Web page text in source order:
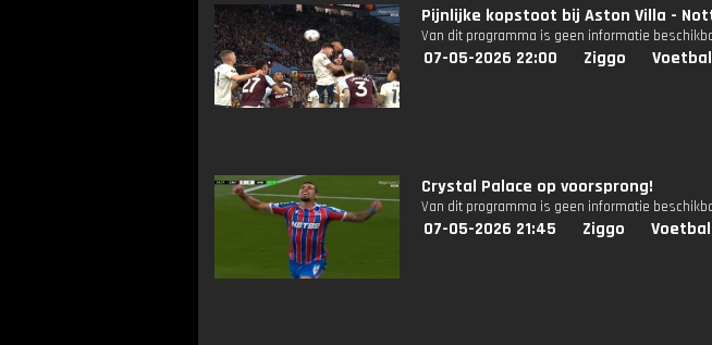
Pijnlijke kopstoot bij Aston Villa -
Van dit programma is geen informatie
07-05-2026 22:00 Ziggo
Crystal Palace op voorsprong!
Van dit programma is geen informatie
07-05-2026 21:45 Ziggo